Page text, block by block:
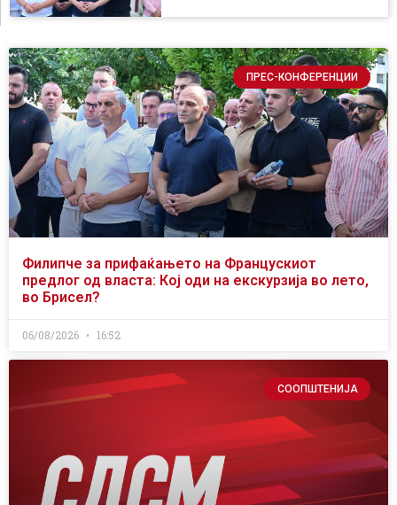
ПРЕС-КОНФЕРЕНЦИИ
Филипче за прифаќањето на Францускиот
предлог од власта: Кој оди на екскурзија во лето,
во Брисел?
06/08/2026 16:52
СООПШТЕНИЈА